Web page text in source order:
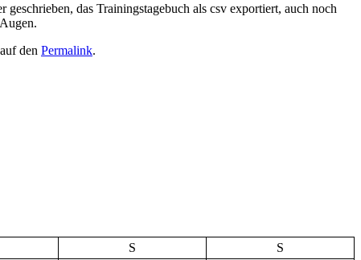
das Trainingstagebuch als csv exportiert, auch noch
den Permalink.
S
S